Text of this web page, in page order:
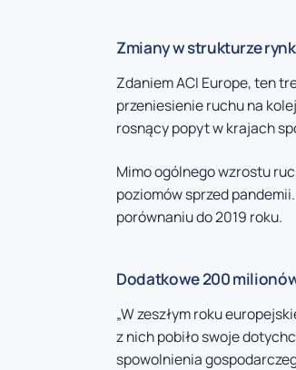
Zmiany w strukturze
Zdaniem ACI Europe, ten
przeniesienie ruchu na
rosnący popyt w krajach
Mimo ogólnego wzrostu
poziomów sprzed
porównaniu do 2019 roku.
Dodatkowe 200
„W zeszłym roku
z nich pobiło swoje
spowolnienia